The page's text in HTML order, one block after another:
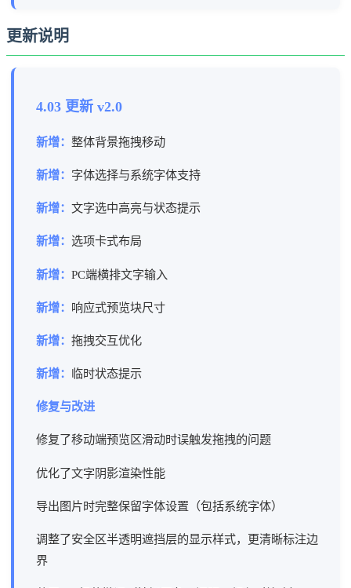
更新说明
4.03 更新 v2.0
新增： 整体背景拖拽移动
新增： 字体选择与系统字体支持
新增： 文字选中高亮与状态提示
新增： 选项卡式布局
新增： PC端横排文字输入
新增： 响应式预览块尺寸
新增： 拖拽交互优化
新增： 临时状态提示
修复与改进
修复了移动端预览区滑动时误触发拖拽的问题
优化了文字阴影渲染性能
导出图片时完整保留字体设置（包括系统字体）
调整了安全区半透明遮挡层的显示样式，更清晰标注边
界